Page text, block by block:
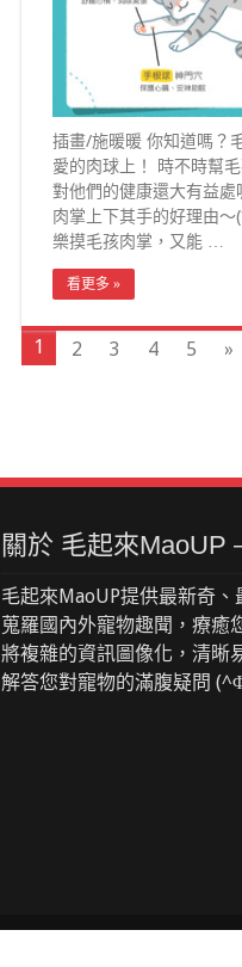
插畫/施暖暖 你知道嗎？
愛的肉球上！ 時不時幫
對他們的健康還大有益
肉掌上下其手的好理由
樂摸毛孩肉掌，又能 …
看更多 »
1 2 3 4 5 »
關於 毛起來MaoUP
毛起來MaoUP提供最新奇、
蒐羅國內外寵物趣聞，療癒
將複雜的資訊圖像化，清晰
解答您對寵物的滿腹疑問